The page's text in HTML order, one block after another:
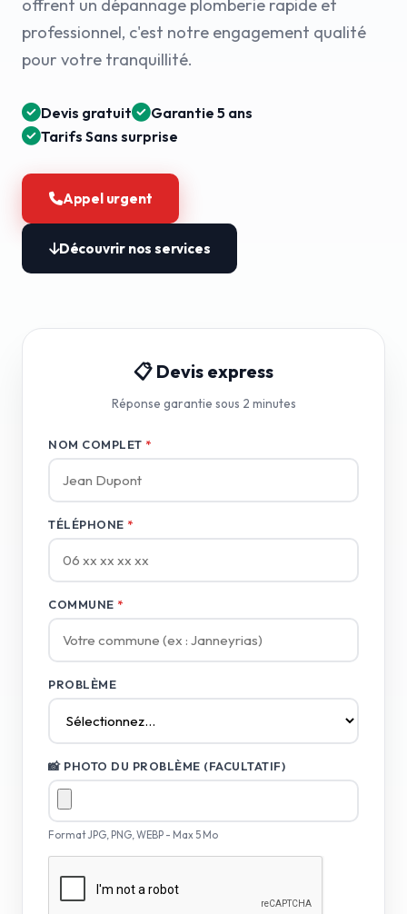
offrent un dépannage plomberie rapide et
professionnel, c'est notre engagement qualité
pour votre tranquillité.
Devis gratuit
Garantie 5 ans
Tarifs Sans surprise
Appel urgent
Découvrir nos services
📋 Devis express
Réponse garantie sous 2 minutes
NOM COMPLET *
TÉLÉPHONE *
COMMUNE *
PROBLÈME
📸 PHOTO DU PROBLÈME (FACULTATIF)
Format JPG, PNG, WEBP - Max 5 Mo